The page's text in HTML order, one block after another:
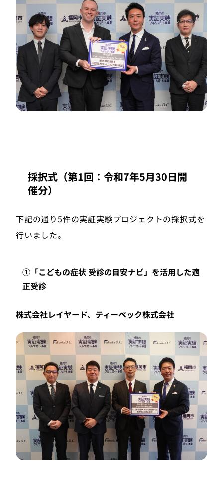
採択式（第1回：令和7年5月30日開
催分）
下記の通り5件の実証実験プロジェクトの採択式を
行いました。
①「こどもの症状 受診の目安ナビ」を活用した適
正受診
株式会社レイヤード、ティーペック株式会社